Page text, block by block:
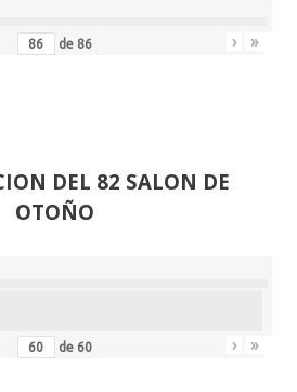
de 86 › »
DEL 82 SALON DE
OTOÑO
de 60 › »